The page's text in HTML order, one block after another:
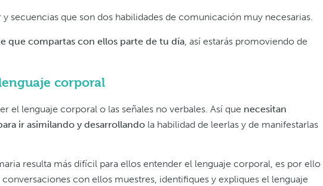
secuencias que son dos habilidades de comunicación muy necesarias.
que compartas con ellos parte de tu día , así estarás promoviendo de
corporal
el lenguaje corporal o las señales no verbales. Así que necesitan
ir asimilando y desarrollando la habilidad de leerlas y de manifestarlas
resulta más difícil para ellos entender el lenguaje corporal, es por ello
con ellos muestres, identifiques y expliques el lenguaje